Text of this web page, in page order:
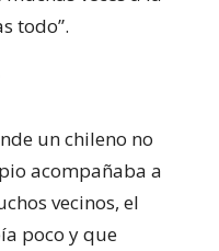
todo”.
un chileno no
acompañaba a
vecinos, el
poco y que